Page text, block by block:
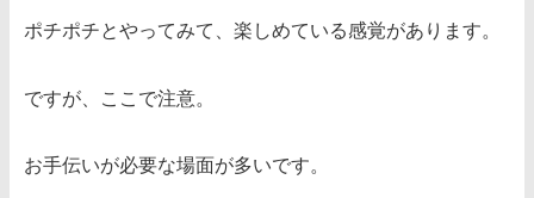
ポチポチとやってみて、楽しめている感覚があります。
ですが、ここで注意。
お手伝いが必要な場面が多いです。